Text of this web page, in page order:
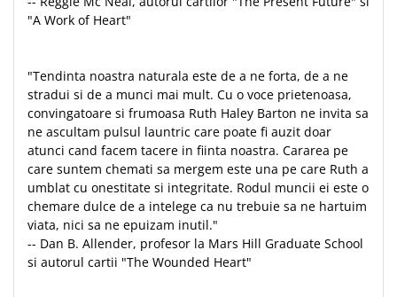
Pedagogie
Reviste
Sanatate
Teologie
A doua venire
Apologetica
Dogmatica
Istoria Bisericii
Misiune
Tablouri
Termos
"A Work of Heart"
"Tendinta noastra naturala este de a ne forta, de a ne
stradui si de a munci mai mult. Cu o voce prietenoasa,
convingatoare si frumoasa Ruth Haley Barton ne invita sa
ne ascultam pulsul launtric care poate fi auzit doar
atunci cand facem tacere in fiinta noastra. Cararea pe
care suntem chemati sa mergem este una pe care Ruth a
umblat cu onestitate si integritate. Rodul muncii ei este o
chemare dulce de a intelege ca nu trebuie sa ne hartuim
viata, nici sa ne epuizam inutil."
-- Dan B. Allender, profesor la Mars Hill Graduate School
si autorul cartii "The Wounded Heart"